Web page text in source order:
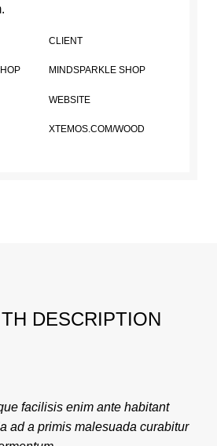
CLIENT
MINDSPARKLE SHOP
WEBSITE
XTEMOS.COM/WOOD
DESCRIPTION
facilisis enim ante habitant
ad a primis malesuada curabitur